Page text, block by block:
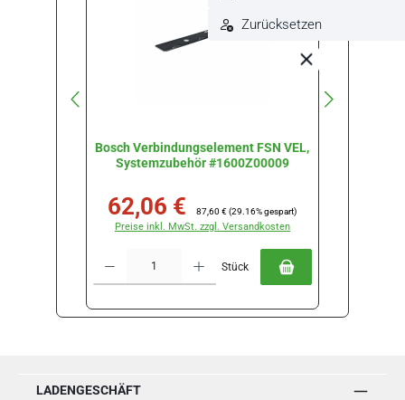
Bosch Verbindungselement FSN VEL,
Systemzubehör #1600Z00009
Verkaufspreis:
62,06 € 87,60 € (29.16% gespart)
Preise inkl. MwSt. zzgl. Versandkosten
Stück
LADENGESCHÄFT
Zurücksetzen